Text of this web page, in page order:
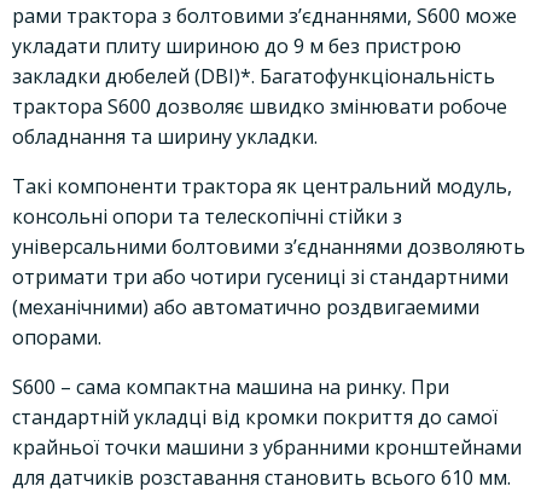
рами трактора з болтовими з’єднаннями, S600 може
укладати плиту шириною до 9 м без пристрою
закладки дюбелей (DBI)*. Багатофункціональність
трактора S600 дозволяє швидко змінювати робоче
обладнання та ширину укладки.
Такі компоненти трактора як центральний модуль,
консольні опори та телескопічні стійки з
універсальними болтовими з’єднаннями дозволяють
отримати три або чотири гусениці зі стандартними
(механічними) або автоматично роздвигаемими
опорами.
S600 – сама компактна машина на ринку. При
стандартній укладці від кромки покриття до самої
крайньої точки машини з убранними кронштейнами
для датчиків розставання становить всього 610 мм.